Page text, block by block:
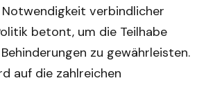
verbindlicher
betont, um die Teilhabe
zu gewährleisten.
auf die zahlreichen